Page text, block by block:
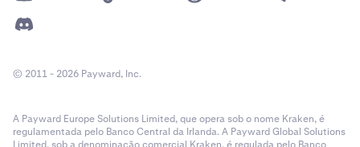
© 2011 - 2026 Payward, Inc.
A Payward Europe Solutions Limited, que opera sob o nome Kraken, é
regulamentada pelo Banco Central da Irlanda. A Payward Global Solutions